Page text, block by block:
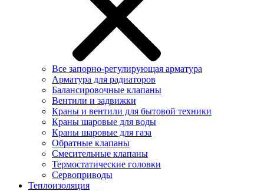
Все запорно-регулирующая арматура
Арматура для радиаторов
Балансировочные клапаны
Вентили и задвижки
Краны и вентили для бытовой техники
Краны шаровые для воды
Краны шаровые для газа
Обратные клапаны
Смесительные клапаны
Термостатические головки
Сервоприводы
Теплоизоляция